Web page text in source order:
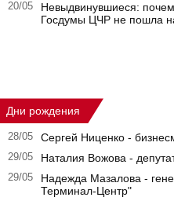
20/05
Невыдвинувшиеся:
Госдумы ЦЧР не пошла
Дни рождения
28/05 Сергей Ниценко -
29/05 Наталия Вожова -
29/05
Надежда Мазалова -
Терминал-Центр"